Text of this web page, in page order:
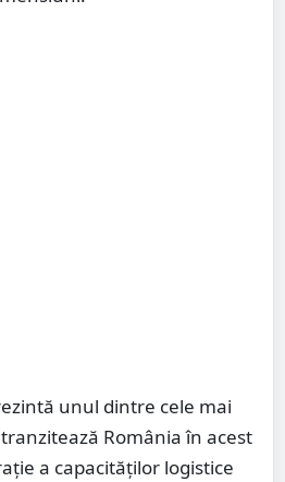
unul dintre cele mai
România în acest
a capacităților logistice